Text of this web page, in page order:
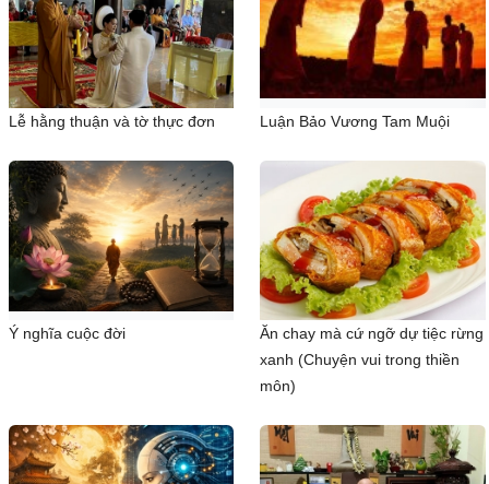
Lễ hằng thuận và tờ thực đơn Luận Bảo Vương Tam Muội
Ý nghĩa cuộc đời
Ăn chay mà cứ ngỡ dự tiệc rừng
xanh (Chuyện vui trong thiền
môn)